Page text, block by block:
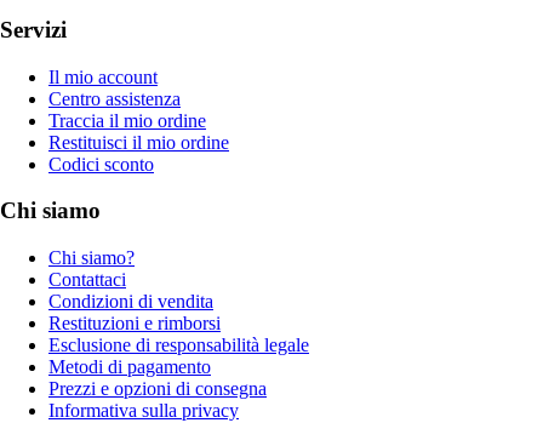
Servizi
Il mio account
Centro assistenza
Traccia il mio ordine
Restituisci il mio ordine
Codici sconto
Chi siamo
Chi siamo?
Contattaci
Condizioni di vendita
Restituzioni e rimborsi
Esclusione di responsabilità legale
Metodi di pagamento
Prezzi e opzioni di consegna
Informativa sulla privacy